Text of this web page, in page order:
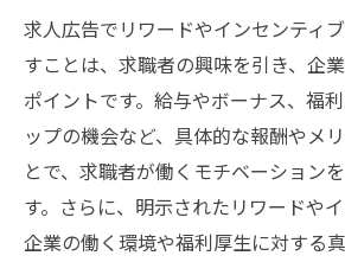
求人広告でリワードやインセンティ
すことは、求職者の興味を引き、企
ポイントです。給与やボーナス、福
ップの機会など、具体的な報酬やメ
とで、求職者が働くモチベーション
す。さらに、明示されたリワードやイ
企業の働く環境や福利厚生に対する